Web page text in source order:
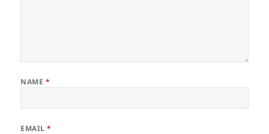
NAME *
EMAIL*